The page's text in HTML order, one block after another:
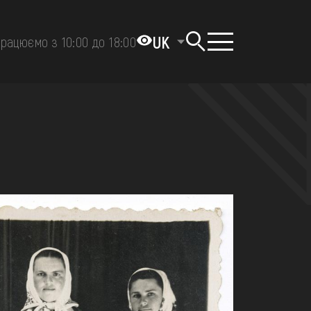
з 10:00 до 18:00 UK